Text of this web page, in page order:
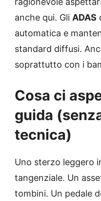
anche qui. Gli ADAS
automatica e
standard diffusi.
soprattutto con i
Cosa ci
guida
tecnica)
Uno sterzo leggero
tangenziale. Un
tombini. Un pedale